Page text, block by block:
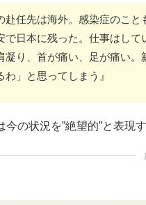
赴任先は海外。感染症のこ
で日本に残った。仕事はし
凝り、首が痛い、足が痛い
わ」と思ってしまう』
今の状況を”絶望的”と表現